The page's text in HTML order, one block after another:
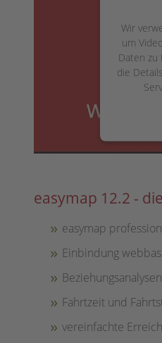
Wir
um
Daten zu
die
easymap 12.2 -
easymap
Einbindung
Fahrtzeit und
vereinfachte